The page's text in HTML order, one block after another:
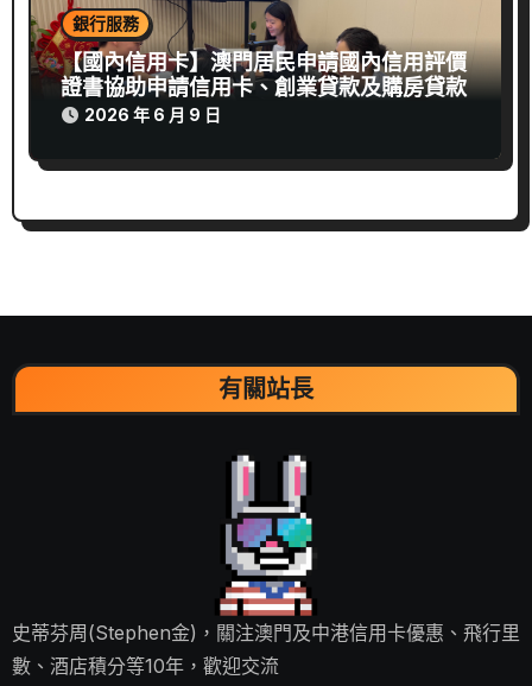
銀行服務
【國內信用卡】澳門居民申請國內信用評價
證書協助申請信用卡、創業貸款及購房貸款
2026 年 6 月 9 日
有關站長
史蒂芬周(Stephen金)，關注澳門及中港信用卡優惠、飛行里
數、酒店積分等10年，歡迎交流